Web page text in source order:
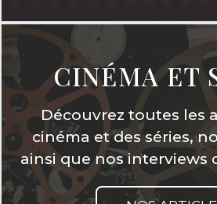
CINÉMA ET
Découvrez toutes les
cinéma et des séries,
ainsi que nos interviews